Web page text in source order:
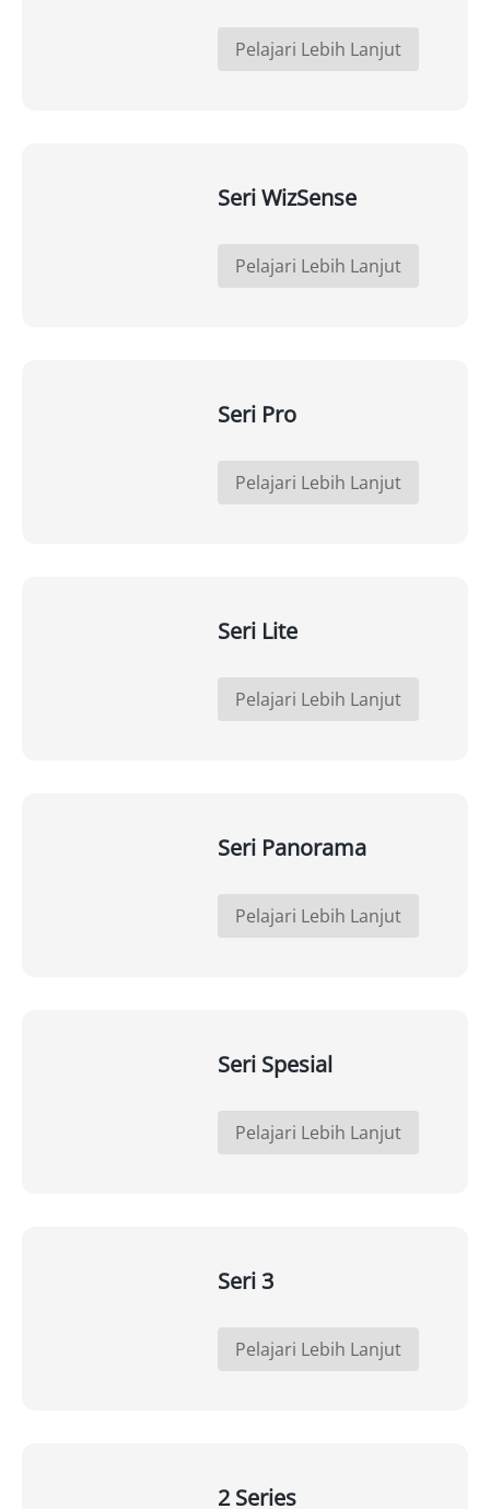
Pelajari Lebih Lanjut
Seri WizSense
Pelajari Lebih Lanjut
Seri Pro
Pelajari Lebih Lanjut
Seri Lite
Pelajari Lebih Lanjut
Seri Panorama
Pelajari Lebih Lanjut
Seri Spesial
Pelajari Lebih Lanjut
Seri 3
Pelajari Lebih Lanjut
2 Series